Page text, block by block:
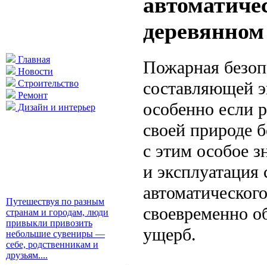
Главная
Новости
Строительство
Ремонт
Дизайн и интерьер
Путешествуя по разным
странам и городам, люди
привыкли привозить
небольшие сувениры —
себе, родственникам и
друзьям....
Пожарная
составляющей
особенно если
своей природе
с этим особое
и
своевременно
ущерб.